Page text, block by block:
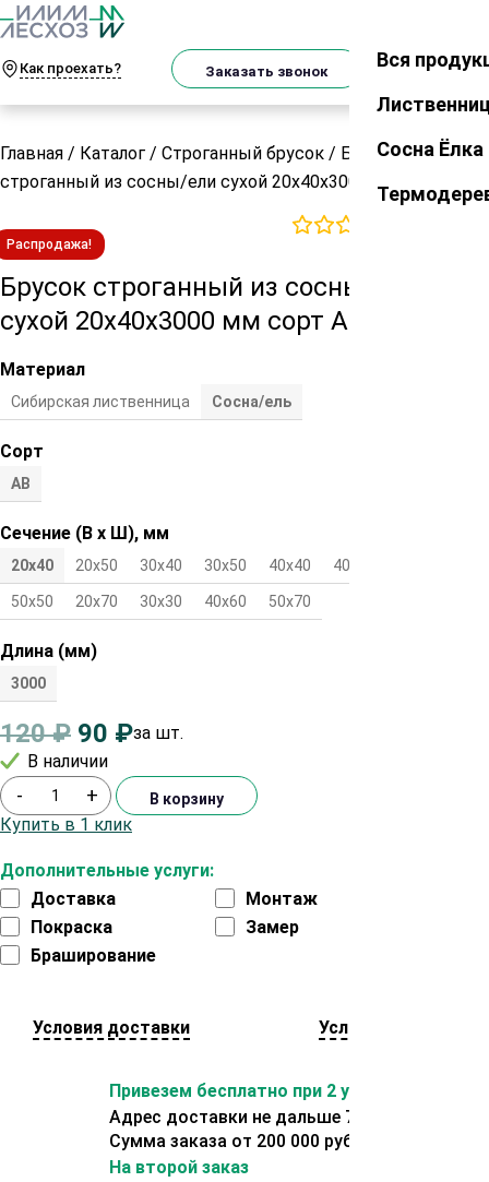
Как проехать? Заказать звонок Закрыть
Вся
Сосна Ёлка
Главная / Каталог / Строганный брусок / Брусок
строганный из сосны/ели сухой 20х40х3000 мм сорт AB
Распродажа!
Брусок строганный из сосны/ели
сухой 20х40х3000 мм сорт AB
Материал
Сибирская лиственница Сосна/ель
Сорт
АВ
Сечение (В х Ш), мм
20х40 20х50 30х40 30х50 40х40 40х50
50х50 20х70 30х30 40х60 50х70
Длина (мм)
3000
120₽ 90 ₽за шт.
В наличии
Дополнительные услуги:
Доставка
Монтаж
Покраска
Замер
Браширование
- + В корзину
Купить в 1 клик
Условия доставки Условия оплаты
Привезем бесплатно при 2 условиях:
Адрес доставки не дальше 70 км от склада.
Сумма заказа от 200 000 рублей.
На второй заказ